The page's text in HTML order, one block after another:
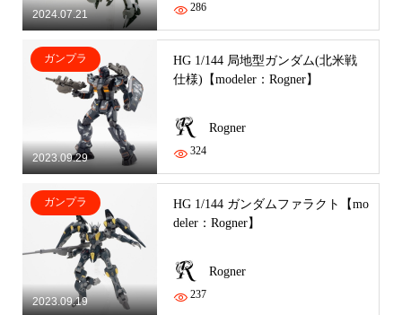
2024.07.21
286
2023.09.29
ガンプラ
HG 1/144 局地型ガンダム(北米戦
仕様)【modeler：Rogner】
Rogner
324
2023.09.19
ガンプラ
HG 1/144 ガンダムファラクト【mo
deler：Rogner】
Rogner
237